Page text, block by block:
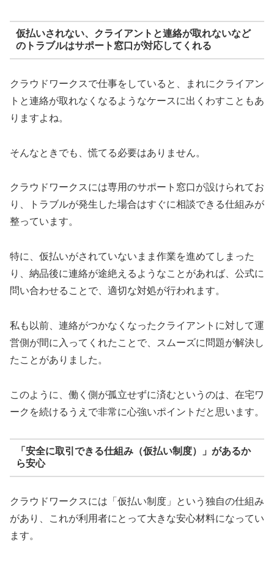
仮払いされない、クライアントと連絡が取れないなど
のトラブルはサポート窓口が対応してくれる
クラウドワークスで仕事をしていると、まれにクライアン
トと連絡が取れなくなるようなケースに出くわすこともあ
りますよね。
そんなときでも、慌てる必要はありません。
クラウドワークスには専用のサポート窓口が設けられてお
り、トラブルが発生した場合はすぐに相談できる仕組みが
整っています。
特に、仮払いがされていないまま作業を進めてしまった
り、納品後に連絡が途絶えるようなことがあれば、公式に
問い合わせることで、適切な対処が行われます。
私も以前、連絡がつかなくなったクライアントに対して運
営側が間に入ってくれたことで、スムーズに問題が解決し
たことがありました。
このように、働く側が孤立せずに済むというのは、在宅ワ
ークを続けるうえで非常に心強いポイントだと思います。
「安全に取引できる仕組み（仮払い制度）」があるか
ら安心
クラウドワークスには「仮払い制度」という独自の仕組み
があり、これが利用者にとって大きな安心材料になってい
ます。